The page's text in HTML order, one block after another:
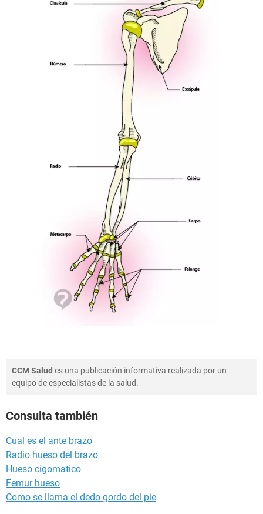
CCM Salud es una publicación informativa realizada por un
equipo de especialistas de la salud.
Consulta también
Cual es el ante brazo
Radio hueso del brazo
Hueso cigomatico
Femur hueso
Como se llama el dedo gordo del pie